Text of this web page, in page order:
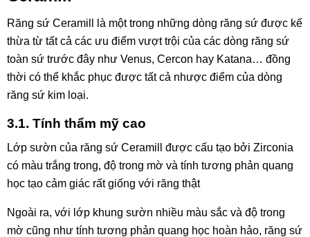
Răng sứ Ceramill là một trong những dòng răng sứ được kế
thừa từ tất cả các ưu điểm vượt trội của các dòng răng sứ
toàn sứ trước đây như Venus, Cercon hay Katana… đồng
thời có thể khắc phục được tất cả nhược điểm của dòng
răng sứ kim loại.
3.1. Tính thẩm mỹ cao
Lớp sườn của răng sứ Ceramill được cấu tạo bởi Zirconia
có màu trắng trong, độ trong mờ và tính tương phản quang
học tạo cảm giác rất giống với răng thật
Ngoài ra, với lớp khung sườn nhiều màu sắc và độ trong
mờ cũng như tính tương phản quang học hoàn hảo, răng sứ